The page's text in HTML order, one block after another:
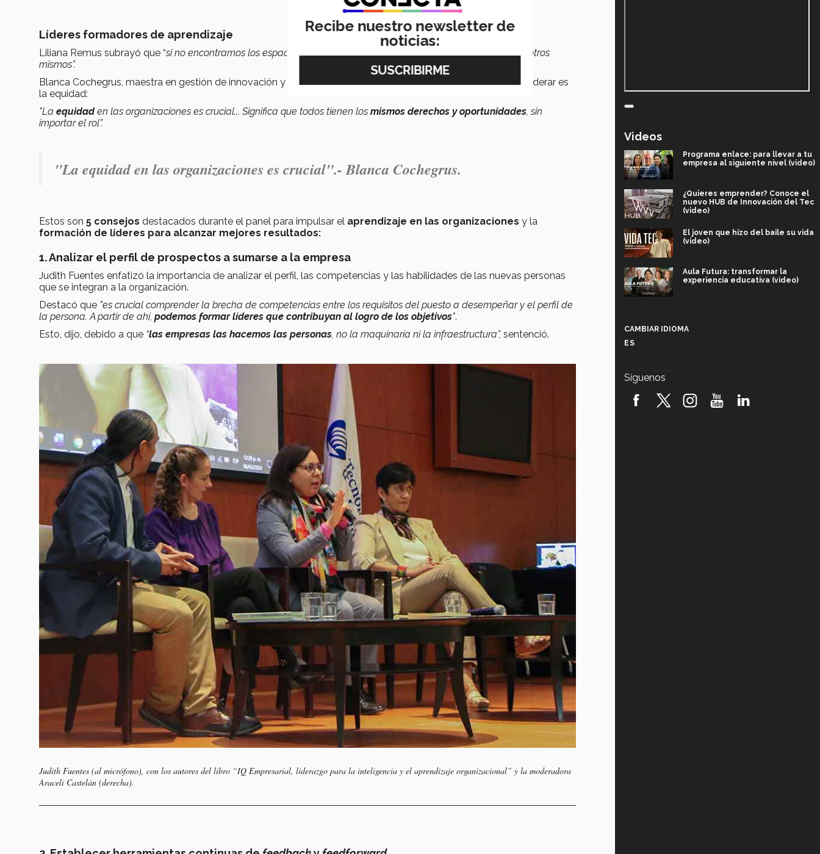
Líderes formadores de aprendizaje
Liliana Remus subrayó que “si no encontramos los espacios, vale la pena construirlos tomando acción sobre nosotros
mismos”.
Blanca Cochegrus, maestra en gestión de innovación y consultora, afirmó que en este ámbito un tema a considerar es
la equidad:
"La equidaden las organizaciones es crucial... Significa que todos tienen los mismos derechos y oportunidades, sin
importar el rol”.
"La equidad en las organizaciones es crucial".-Blanca Cochegrus.
Estos son 5 consejos destacados durante el panel para impulsar el aprendizaje en las organizaciones y la
formación de líderes para alcanzar mejores resultados:
1. Analizar el perfil de prospectos a sumarse a la empresa
Judith Fuentes enfatizó la importancia de analizar el perfil, las competencias y las habilidades de las nuevas personas
que se integran a la organización.
Destacó que "es crucial comprender la brecha de competencias entre los requisitos del puesto a desempeñar y el perfil de
la persona. A partir de ahí, podemos formar líderes que contribuyan al logro de los objetivos".
Esto, dijo, debido a que “las empresas las hacemos las personas, no la maquinaría ni la infraestructura”, sentenció.
Judith Fuentes (al micrófono), con los autores del libro “IQ Empresarial, liderazgo para la inteligencia y el aprendizaje organizacional” y la moderadora
Araceli Castelán (derecha).
Videos
Programa enlace: para llevar a tu
empresa al siguiente nivel (video)
¿Quieres emprender? Conoce el
nuevo HUB de Innovación del Tec
(video)
El joven que hizo del baile su vida
(video)
Aula Futura: transformar la
experiencia educativa (video)
robótica FIRST 2026! (video)
CAMBIAR IDIOMA
ES
Síguenos
Recibe nuestro newsletter de
noticias: